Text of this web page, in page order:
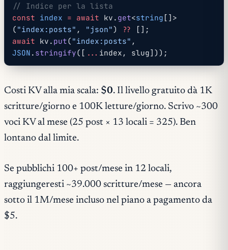
// Indice per la lista
const index = await kv. get<string []>
( "index:posts" , "json") ??
[];
await kv. put( "index:posts"
JSON . stringify([ ... index, slug]));
Costi KV alla mia scala: $0. Il livello gratuito dà 1K
scritture/giorno e 100K letture/giorno. Scrivo ~300
voci KV al mese (25 post × 13 locali = 325). Ben
lontano dal limite.
Se pubblichi 100+ post/mese in 12 locali,
raggiungeresti ~39.000 scritture/mese — ancora
sotto il 1M/mese incluso nel piano a pagamento da
$5.